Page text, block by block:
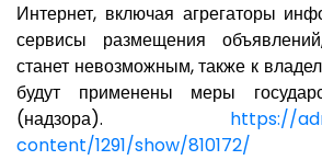
Интернет, включая агрегаторы
сервисы размещения
станет невозможным, также к
будут применены меры
(надзора). https://
content/1291/show/810172/